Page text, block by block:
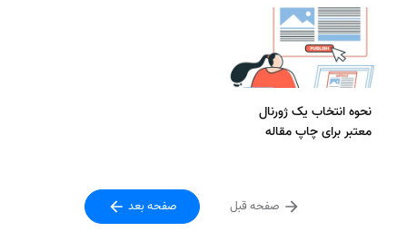
نحوه انتخاب یک ژورنال
معتبر برای چاپ مقاله
صفحه قبل صفحه بعد